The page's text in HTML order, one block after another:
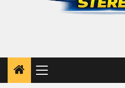
Menú
principal